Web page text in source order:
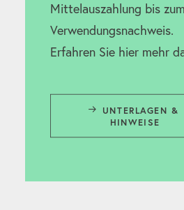
Mittelauszahlung bis zum
Verwendungsnachweis.
Erfahren Sie hier mehr
UNTERLAGEN &
HINWEISE